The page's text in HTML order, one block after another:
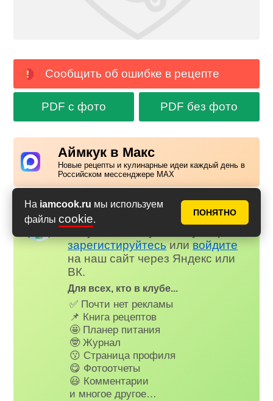
На iamcook.ru мы используем
файлы cookie.
ПОНЯТНО
Сообщить об ошибке в рецепте
PDF с фото PDF без фото
Аймкук в Макс
Новые рецепты и кулинарные идеи каждый день в
Российском мессенджере MAX
Надоела реклама?
зарегистируйтесьиливойдите
на наш сайт через Яндекс или
ВК.
Для всех, кто в клубе...
✅ Почти нет рекламы
📌 Книга рецептов
🤩 Планер питания
🤓 Журнал
😗 Страница профиля
😋 Фотоотчеты
😃 Комментарии
и многое другое…
✕